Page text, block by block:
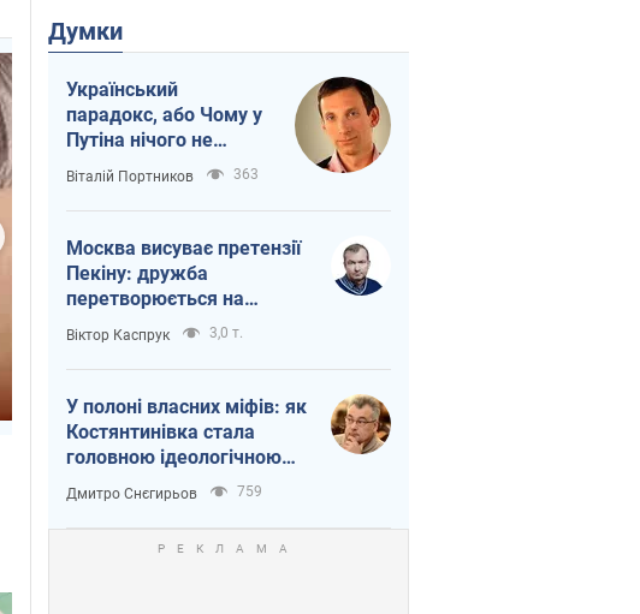
Думки
Український
парадокс, або Чому у
Путіна нічого не
вийшло з Україною
Віталій Портников 363
Москва висуває претензії
Пекіну: дружба
перетворюється на
залежність Росії від
Китаю
Віктор Каспрук 3,0 т.
У полоні власних міфів: як
Костянтинівка стала
головною ідеологічною
пасткою для російських
окупантів
Дмитро Снєгирьов 759